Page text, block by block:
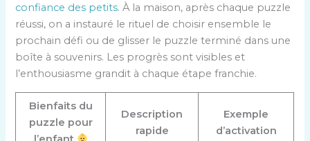
confiance des petits. À la maison, après chaque puzzle
réussi, on a instauré le rituel de choisir ensemble le
prochain défi ou de glisser le puzzle terminé dans une
boîte à souvenirs. Les progrès sont visibles et
l’enthousiasme grandit à chaque étape franchie.
Bienfaits du
puzzle pour
Description
rapide
Exemple
d’activation